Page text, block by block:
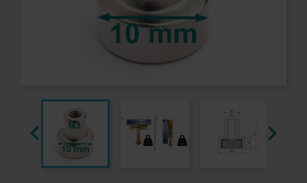
 